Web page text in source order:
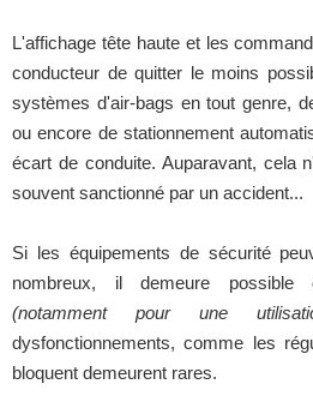
L'affichage tête haute et les
conducteur de quitter le moins
systèmes d'air-bags en tout genre,
ou encore de stationnement
écart de conduite. Auparavant, cela
souvent sanctionné par un accident...
Si les équipements de sécurité
nombreux, il demeure possible
(notamment pour une
dysfonctionnements, comme les
bloquent demeurent rares.